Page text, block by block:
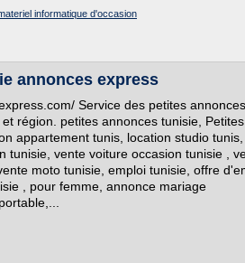
informatique d'occasion
annonces express
Service des petites annonces
région. petites annonces tunisie, Petites
appartement tunis, location studio
tunisie, vente voiture occasion tunisie ,
moto tunisie, emploi tunisie, offre
, pour femme, annonce mariage